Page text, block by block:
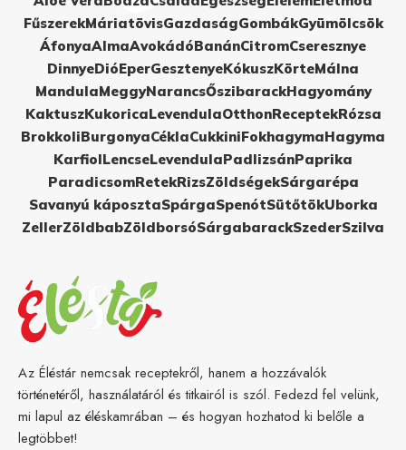
FűszerekMáriatövisGazdaságGombákGyümölcsök
ÁfonyaAlmaAvokádóBanánCitromCseresznye
DinnyeDióEperGesztenyeKókuszKörteMálna
MandulaMeggyNarancsŐszibarackHagyomány
KaktuszKukoricaLevendulaOtthonReceptekRózsa
BrokkoliBurgonyaCéklaCukkiniFokhagymaHagyma
KarfiolLencseLevendulaPadlizsánPaprika
ParadicsomRetekRizsZöldségekSárgarépa
Savanyú káposztaSpárgaSpenótSütőtökUborka
ZellerZöldbabZöldborsóSárgabarackSzederSzilva
Az Éléstár nemcsak receptekről, hanem a hozzávalók
történetéről, használatáról és titkairól is szól. Fedezd fel velünk,
mi lapul az éléskamrában – és hogyan hozhatod ki belőle a
legtöbbet!